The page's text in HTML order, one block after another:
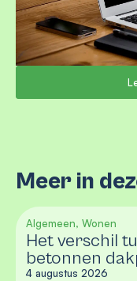
Meer in
Algemeen, Wonen
Het verschil
betonnen
4 augustus 2026